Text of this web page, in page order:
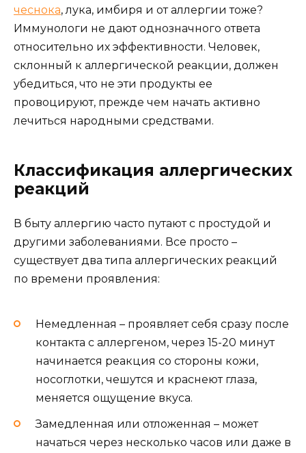
чеснока, лука, имбиря и от аллергии тоже?
Иммунологи не дают однозначного ответа
относительно их эффективности. Человек,
склонный к аллергической реакции, должен
убедиться, что не эти продукты ее
провоцируют, прежде чем начать активно
лечиться народными средствами.
Классификация аллергических
реакций
В быту аллергию часто путают с простудой и
другими заболеваниями. Все просто –
существует два типа аллергических реакций
по времени проявления:
Немедленная – проявляет себя сразу после
контакта с аллергеном, через 15-20 минут
начинается реакция со стороны кожи,
носоглотки, чешутся и краснеют глаза,
меняется ощущение вкуса.
Замедленная или отложенная – может
начаться через несколько часов или даже в